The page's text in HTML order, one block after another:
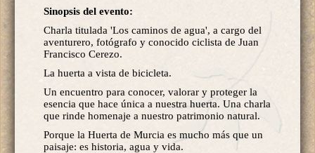
Sinopsis del evento:
Charla titulada 'Los caminos de agua', a cargo del
aventurero, fotógrafo y conocido ciclista de Juan
Francisco Cerezo.
La huerta a vista de bicicleta.
Un encuentro para conocer, valorar y proteger la
esencia que hace única a nuestra huerta. Una charla
que rinde homenaje a nuestro patrimonio natural.
Porque la Huerta de Murcia es mucho más que un
paisaje: es historia, agua y vida.